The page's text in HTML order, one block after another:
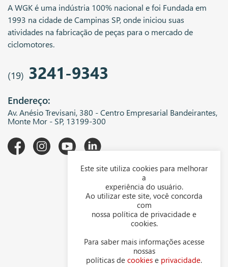
A WGK é uma indústria 100% nacional e foi Fundada em
1993 na cidade de Campinas SP, onde iniciou suas
atividades na fabricação de peças para o mercado de
ciclomotores.
(19) 3241-9343
Endereço:
Av. Anésio Trevisani, 380 - Centro Empresarial Bandeirantes,
Monte Mor - SP, 13199-300
Downloads
Representantes
Política de privacidade
Política de cookies
Contato
Este site utiliza cookies para melhorar
a
experiência do usuário.
Ao utilizar este site, você concorda
com
nossa política de privacidade e
cookies.
Para saber mais informações acesse
nossas
políticas de cookies e privacidade.